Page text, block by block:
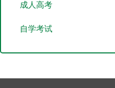
成人高考
自学考试